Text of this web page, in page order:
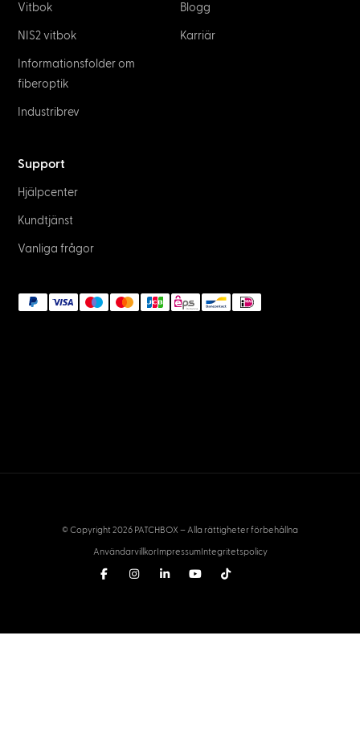
Vitbok
NIS2 vitbok
Informationsfolder om
fiberoptik
Industribrev
Blogg
Karriär
Support
Hjälpcenter
Kundtjänst
Vanliga frågor
© Copyright 2026 PATCHBOX – Alla rättigheter förbehållna
AnvändarvillkorImpressumIntegritetspolicy